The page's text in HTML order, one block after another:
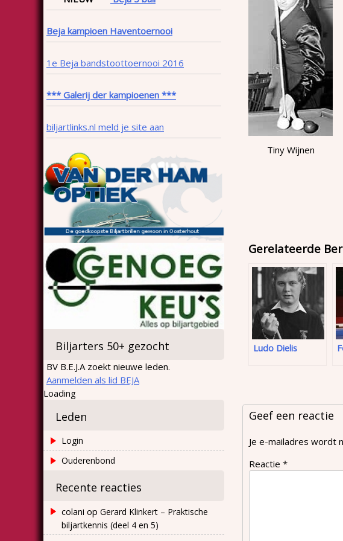
Tiny Wijnen
Gerelateerde
Ludo Dielis
Geef een reactie
Je e-mailadres wordt
Reactie *
Beja kampioen Haventoernooi
1e Beja bandstoottoernooi 2016
*** Galerij der kampioenen ***
biljartlinks.nl meld je site aan
Biljarters 50+ gezocht
BV B.E.J.A zoekt nieuwe leden.
Aanmelden als lid BEJA
Loading
Leden
Login
Ouderenbond
Recente reacties
colani op Gerard Klinkert – Praktische
biljartkennis (deel 4 en 5)